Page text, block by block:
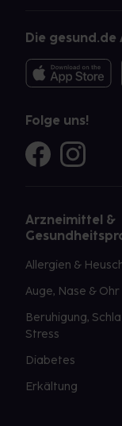
Die gesund.de
Folge uns!
Arzneimittel &
Allergien &
Auge, Nase & Ohr
Beruhigung,
Stress
Diabetes
Erkältung